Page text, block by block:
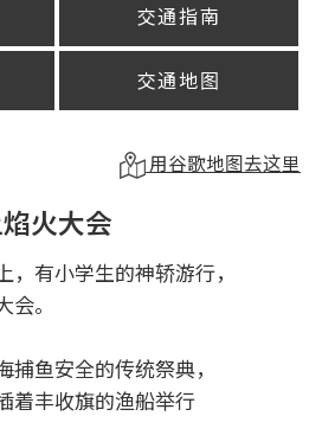
交通指南
交通地图
用谷歌地图去这里
火大会
有小学生的神轿游行，
。
鱼安全的传统祭典，
着丰收旗的渔船举行